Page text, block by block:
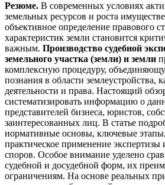
Резюме. В современных условиях
земельных ресурсов и роста
объективное определение правового
характеристик земли становится
важным. Производство судебной
земельного участка (земли) и земли
комплексную процедуру,
познания в области землеустройства,
деятельности и права. Настоящий
систематизировать информацию о
представителей бизнеса, юристов,
заинтересованных лиц. В статье
нормативные основы, ключевые
практическое применение
споров. Особое внимание уделено
судебной и досудебной форм, их
ограничениям. На основе реальных